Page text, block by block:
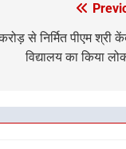
से निर्मित पीएम श्री
विद्यालय का किया